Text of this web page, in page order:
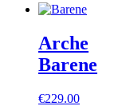
Arche
Barene
€229.00